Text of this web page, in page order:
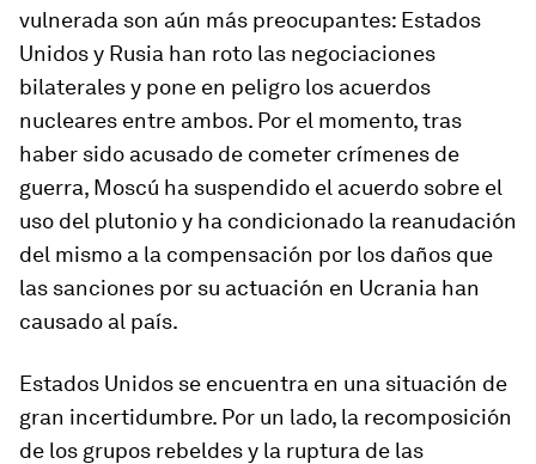
vulnerada son aún más preocupantes: Estados
Unidos y Rusia han roto las negociaciones
bilaterales y pone en peligro los acuerdos
nucleares entre ambos. Por el momento, tras
haber sido acusado de cometer crímenes de
guerra, Moscú ha suspendido el acuerdo sobre el
uso del plutonio y ha condicionado la reanudación
del mismo a la compensación por los daños que
las sanciones por su actuación en Ucrania han
causado al país.
Estados Unidos se encuentra en una situación de
gran incertidumbre. Por un lado, la recomposición
de los grupos rebeldes y la ruptura de las